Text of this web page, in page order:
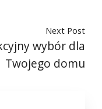
Next Post
wybór dla
Twojego domu